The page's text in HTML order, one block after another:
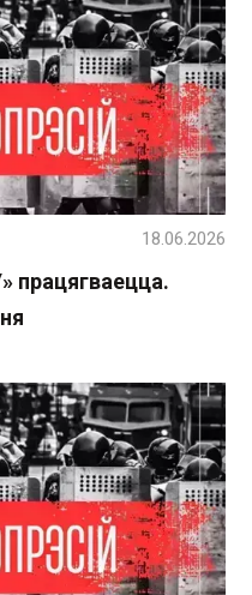
працягваецца.
18.06.2026